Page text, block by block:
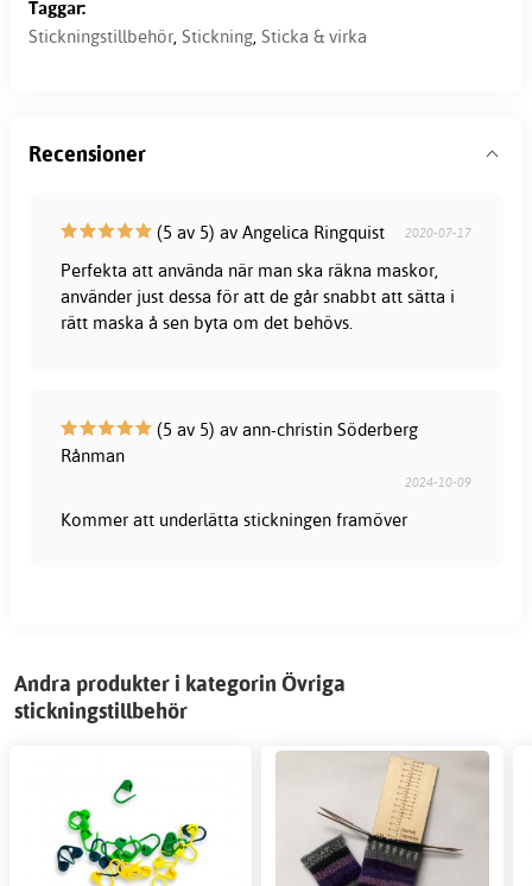
Taggar:
Stickningstillbehör, Stickning, Sticka & virka
Recensioner
(5 av 5) av Angelica Ringquist 2020-07-17
Perfekta att använda när man ska räkna maskor,
använder just dessa för att de går snabbt att sätta i
rätt maska å sen byta om det behövs.
(5 av 5) av ann-christin Söderberg
Rånman
2024-10-09
Kommer att underlätta stickningen framöver
Andra produkter i kategorin Övriga
stickningstillbehör